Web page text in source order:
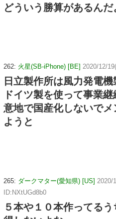
どういう勝算があるんだ
262: 火星(SB-iPhone) [BE] 2020/12/
日立製作所は風力発電
ドイツ製を使って事業継
意地で国産化しないで
ようと
265: ダークマター(愛知県) [US] 2020/
ID:NXtUGd8b0
５本や１０本作ってる